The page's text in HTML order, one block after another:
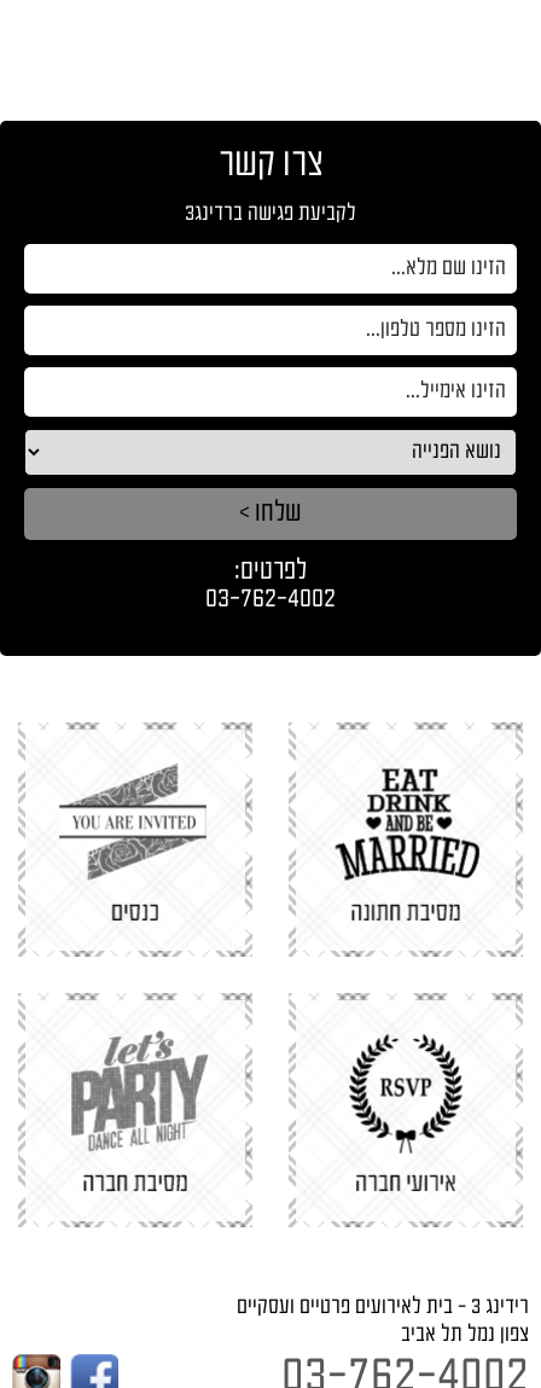
צרו קשר
לקביעת פגישה ברדינג3
אנא
מלאו
את
טופס
קשר
לפרטים:
03-762-4002
רידינג 3 - בית לאירועים פרטיים ועסקיים
צפון נמל תל אביב
03-762-4002